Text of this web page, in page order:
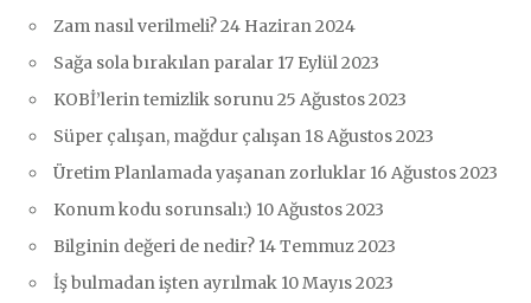
Zam nasıl verilmeli?24 Haziran 2024
Sağa sola bırakılan paralar 17 Eylül 2023
KOBİ’lerin temizlik sorunu25 Ağustos 2023
Süper çalışan, mağdur çalışan 18 Ağustos 2023
Üretim Planlamada yaşanan zorluklar 16 Ağustos 2023
Konum kodu sorunsalı:) 10 Ağustos 2023
Bilginin değeri de nedir? 14 Temmuz 2023
İş bulmadan işten ayrılmak 10 Mayıs 2023